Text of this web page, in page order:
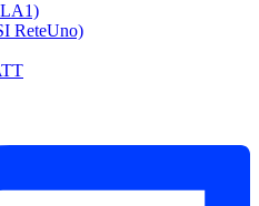
LA1)
ReteUno)